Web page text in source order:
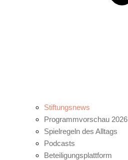
Stiftungsnews
Programmvorschau 2026
Spielregeln des Alltags
Podcasts
Beteiligungsplattform